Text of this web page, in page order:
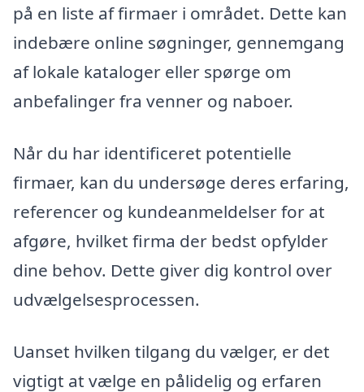
på en liste af firmaer i området. Dette kan
indebære online søgninger, gennemgang
af lokale kataloger eller spørge om
anbefalinger fra venner og naboer.
Når du har identificeret potentielle
firmaer, kan du undersøge deres erfaring,
referencer og kundeanmeldelser for at
afgøre, hvilket firma der bedst opfylder
dine behov. Dette giver dig kontrol over
udvælgelsesprocessen.
Uanset hvilken tilgang du vælger, er det
vigtigt at vælge en pålidelig og erfaren